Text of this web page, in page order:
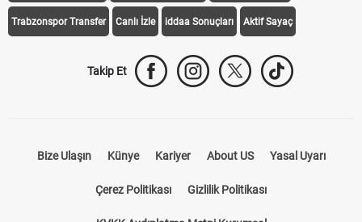
Trabzonspor Transfer Canlı İzle iddaa Sonuçları Aktif Sayaç
Takip Et
Bize Ulaşın Künye Kariyer About US Yasal Uyarı
Çerez Politikası Gizlilik Politikası